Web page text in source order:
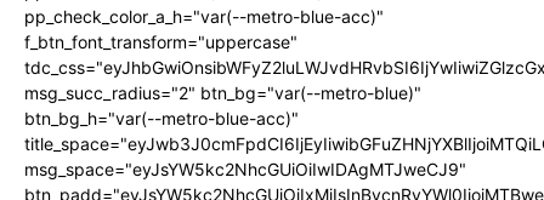
pp_check_color_a_h="var(--metro-blue-acc)"
f_btn_font_transform="uppercase"
msg_succ_radius="2" btn_bg="var(--metro-blue)"
btn_bg_h="var(--metro-blue-acc)"
msg_space="eyJsYW5kc2NhcGUiOiIwIDAgMTJweCJ9"